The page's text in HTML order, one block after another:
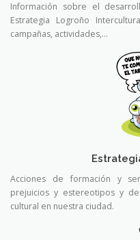
Información sobre el
Estrategia Logroño
campañas, actividades,…
Acciones de formación y
prejuicios y estereotipos y
cultural en nuestra ciudad.